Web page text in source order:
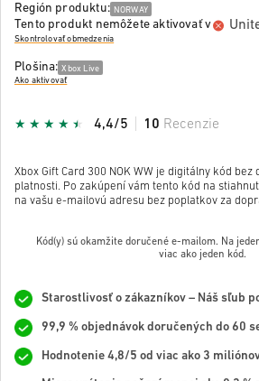
Región produktu: NORWAY
Tento produkt nemôžete aktivovať v
Skontrolovať obmedzenia
Plošina: Xbox Live
Ako aktivovať
4,4/5 10 Recenzie
Xbox Gift Card 300 NOK WW je digitálny kód bez
platnosti. Po zakúpení vám tento kód na
na vašu e-mailovú adresu bez poplatkov za
Kód(y) sú okamžite doručené e-mailom. Na
viac ako jeden kód.
Starostlivosť o zákazníkov – Náš sľub
99,9 % objednávok doručených do 60
Hodnotenie 4,8/5 od viac ako 3